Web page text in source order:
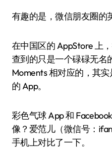
有趣的是，微信朋友圈的
在中国区的 AppStore 上
查到的只是一个碌碌无名
Moments 相对应的，其实
的 App。
彩色气球 App 和
像？爱范儿（微信号：
手机上对比了一下。